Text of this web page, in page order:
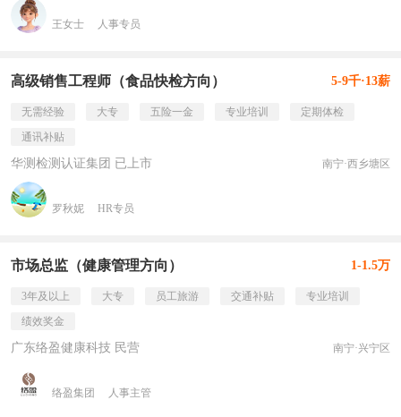
王女士 人事专员
高级销售工程师（食品快检方向） 5-9千·13薪
无需经验 大专 五险一金 专业培训
定期体检
通讯补贴
华测检测认证集团 已上市 南宁·西乡塘区
罗秋妮 HR专员
市场总监（健康管理方向） 1-1.5万
3年及以上 大专 员工旅游 交通补贴
专业培训
绩效奖金
广东络盈健康科技 民营 南宁·兴宁区
络盈集团 人事主管